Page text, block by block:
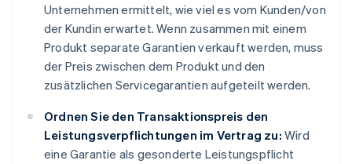
Unternehmen ermittelt, wie viel es vom Kunden/von
der Kundin erwartet. Wenn zusammen mit einem
Produkt separate Garantien verkauft werden, muss
der Preis zwischen dem Produkt und den
zusätzlichen Servicegarantien aufgeteilt werden.
Ordnen Sie den Transaktionspreis den
Leistungsverpflichtungen im Vertrag zu: Wird
eine Garantie als gesonderte Leistungspflicht